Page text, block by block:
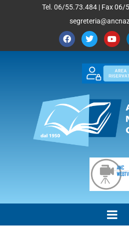
Tel. 06/55.73.484 | Fax 06/